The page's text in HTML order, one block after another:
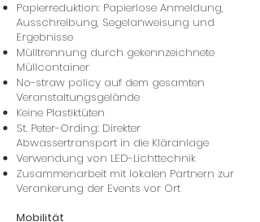
Papierreduktion: Papierlose Anmeldung,
Ausschreibung, Segelanweisung und
Ergebnisse
Mülltrennung durch gekennzeichnete
Müllcontainer
No-straw policy auf dem gesamten
Veranstaltungsgelände
Keine Plastiktüten
St. Peter-Ording: Direkter
Abwassertransport in die Kläranlage
Verwendung von LED-Lichttechnik
Zusammenarbeit mit lokalen Partnern zur
Verankerung der Events vor Ort
Mobilität